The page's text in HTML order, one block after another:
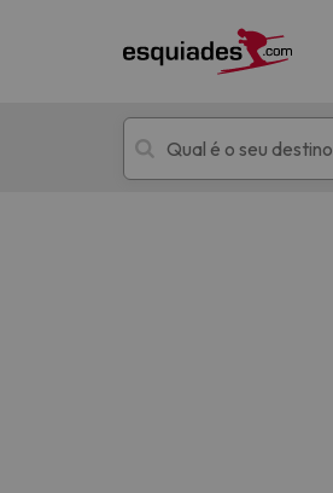
Oops, não